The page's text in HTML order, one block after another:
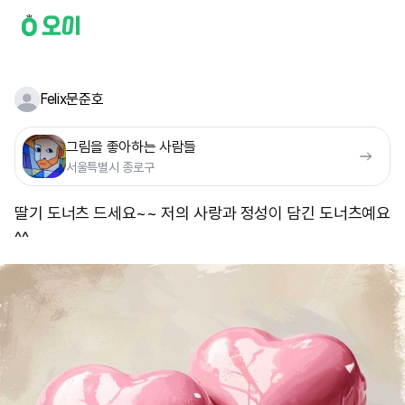
Felix문준호
그림을 좋아하는 사람들
서울특별시 종로구
딸기 도너츠 드세요~~ 저의 사랑과 정성이 담긴 도너츠예요
^^